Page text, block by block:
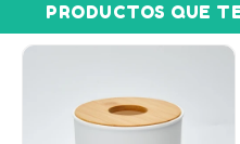
PRODUCTOS QUE